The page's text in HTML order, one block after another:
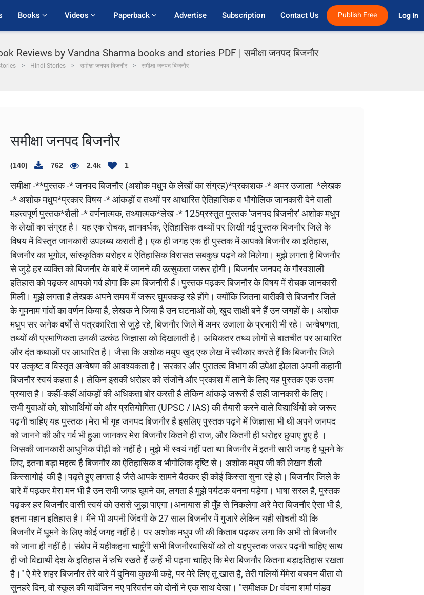
Books Videos Paperback Advertise Subscription Contact Us Publish Free Log In
Reviews by Vandna Sharma books and stories PDF | समीक्षा जनपद बिजनौर
Hindi Stories समीक्षा जनपद बिजनौर समीक्षा जनपद बिजनौर
समीक्षा जनपद बिजनौर
(140) 762 2.4k 1
समीक्षा -**पुस्तक -* जनपद बिजनौर (अशोक मधुप के लेखों का संग्रह)*प्रकाशक -* अमर उजाला *लेखक
-* अशोक मधुप*प्रकार विषय -* आंकड़ों व तथ्यों पर आधारित ऐतिहासिक व भौगोलिक जानकारी देने वाली
महत्वपूर्ण पुस्तक*शैली -* वर्णनात्मक, तथ्यात्मक*लेख -* 125प्रस्तुत पुस्तक 'जनपद बिजनौर' अशोक मधुप
के लेखों का संग्रह है। यह एक रोचक, ज्ञानवर्धक, ऐतिहासिक तथ्यों पर लिखी गई पुस्तक बिजनौर जिले के
विषय में विस्तृत जानकारी उपलब्ध कराती है। एक ही जगह एक ही पुस्तक में आपको बिजनौर का इतिहास,
बिजनौर का भूगोल, सांस्कृतिक धरोहर व ऐतिहासिक विरासत सबकुछ पढ़ने को मिलेगा। मुझे लगता है बिजनौर
से जुड़े हर व्यक्ति को बिजनौर के बारे में जानने की उत्सुकता जरूर होगी। बिजनौर जनपद के गौरवशाली
इतिहास को पढ़कर आपको गर्व होगा कि हम बिजनौरी हैं।पुस्तक पढ़कर बिजनौर के विषय में रोचक जानकारी
मिली। मुझे लगता है लेखक अपने समय में जरूर घुमक्कड़ रहे होंगे। क्योंकि जितना बारीकी से बिजनौर जिले
के गुमनाम गांवों का वर्णन किया है, लेखक ने जिया है उन घटनाओं को, खुद साक्षी बने हैं उन जगहों के। अशोक
मधुप सर अनेक वर्षों से पत्रकारिता से जुड़े रहे, बिजनौर जिले में अमर उजाला के प्रभारी भी रहे। अन्वेषणता,
तथ्यों की प्रमाणिकता उनकी उत्कंठ जिज्ञासा को दिखलाती है। अधिकतर तथ्य लोगों से बातचीत पर आधारित
और दंत कथाओं पर आधारित है। जैसा कि अशोक मधुप खुद एक लेख में स्वीकार करते हैं कि बिजनौर जिले
पर उत्कृष्ट व विस्तृत अन्वेषण की आवश्यकता है। सरकार और पुरातत्व विभाग की उपेक्षा झेलता अपनी कहानी
बिजनौर स्वयं कहता है। लेकिन इसकी धरोहर को संजोने और प्रकाश में लाने के लिए यह पुस्तक एक उत्तम
प्रयास है। कहीं-कहीं आंकड़ों की अधिकता बोर करती है लेकिन आंकड़े जरूरी हैं सही जानकारी के लिए।
सभी युवाओं को, शोधार्थियों को और प्रतियोगिता (UPSC / IAS) की तैयारी करने वाले विद्यार्थियों को जरूर
पढ़नी चाहिए यह पुस्तक।मेरा भी गृह जनपद बिजनौर है इसलिए पुस्तक पढ़ने में जिज्ञासा भी थी अपने जनपद
को जानने की और गर्व भी हुआ जानकर मेरा बिजनौर कितने ही राज, और कितनी ही धरोहर छुपाए हुए है ।
जिसकी जानकारी आधुनिक पीढ़ी को नहीं है। मुझे भी स्वयं नहीं पता था बिजनौर में इतनी सारी जगह है घूमने के
लिए, इतना बड़ा महत्व है बिजनौर का ऐतिहासिक व भौगोलिक दृष्टि से। अशोक मधुप जी की लेखन शैली
किस्सागोई की है।पढ़ते हुए लगता है जैसे आपके सामने बैठकर ही कोई किस्सा सुना रहे हो। बिजनौर जिले के
बारे में पढ़कर मेरा मन भी है उन सभी जगह घूमने का, लगता है मुझे पर्यटक बनना पड़ेगा। भाषा सरल है, पुस्तक
पढ़कर हर बिजनौर वासी स्वयं को उससे जुड़ा पाएगा।अनायास ही मुँह से निकलेगा अरे मेरा बिजनौर ऐसा भी है,
इतना महान इतिहास है। मैंने भी अपनी जिंदगी के 27 साल बिजनौर में गुजारे लेकिन यही सोचती थी कि
बिजनौर में घूमने के लिए कोई जगह नहीं है। पर अशोक मधुप जी की किताब पढ़कर लगा कि अभी तो बिजनौर
को जाना ही नहीं है। संक्षेप में यहीकहना चाहूँगी सभी बिजनौरवासियों को तो यहपुस्तक जरूर पढ़नी चाहिए साथ
ही जो विद्यार्थी देश के इतिहास में रुचि रखते हैं उन्हें भी पढ़ना चाहिए कि मेरा बिजनौर कितना बड़ाइतिहास रखता
है।" ऐ मेरे शहर बिजनौर तेरे बारे में दुनिया कुछभी कहे, पर मेरे लिए तू खास है, तेरी गलियों मेंमेरा बचपन बीता वो
सुनहरे दिन, वो स्कूल की यादेंजिन नए परिवर्तन को दोनों ने एक साथ देखा। "समीक्षक Dr वंदना शर्मा पांडव